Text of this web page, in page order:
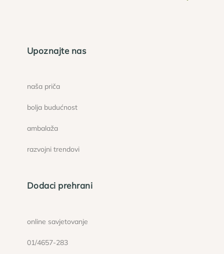
Upoznajte nas
naša priča
bolja budućnost
ambalaža
razvojni trendovi
Dodaci prehrani
online savjetovanje
01/4657-283